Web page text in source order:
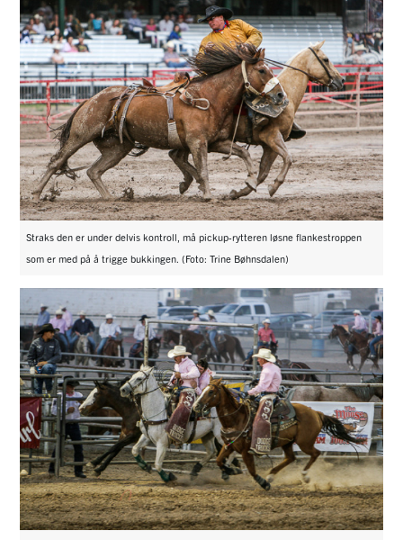
Straks den er under delvis kontroll, må pickup-rytteren løsne flankestroppen
som er med på å trigge bukkingen. (Foto: Trine Bøhnsdalen)